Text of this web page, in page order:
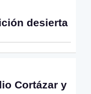
desierta
Cortázar y